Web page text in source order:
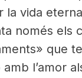
la vida
només els
que
amb l’amor